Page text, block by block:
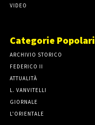
VIDEO
Categorie Popolari
ARCHIVIO STORICO
FEDERICO II
ATTUALITÀ
L. VANVITELLI
GIORNALE
L'ORIENTALE